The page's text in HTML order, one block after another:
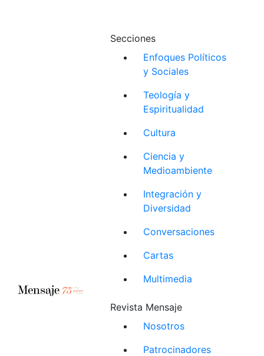
Secciones
Enfoques Políticos
y Sociales
Teología y
Espiritualidad
Cultura
Ciencia y
Medioambiente
Integración y
Diversidad
Conversaciones
Cartas
Multimedia
Revista Mensaje
Nosotros
Patrocinadores